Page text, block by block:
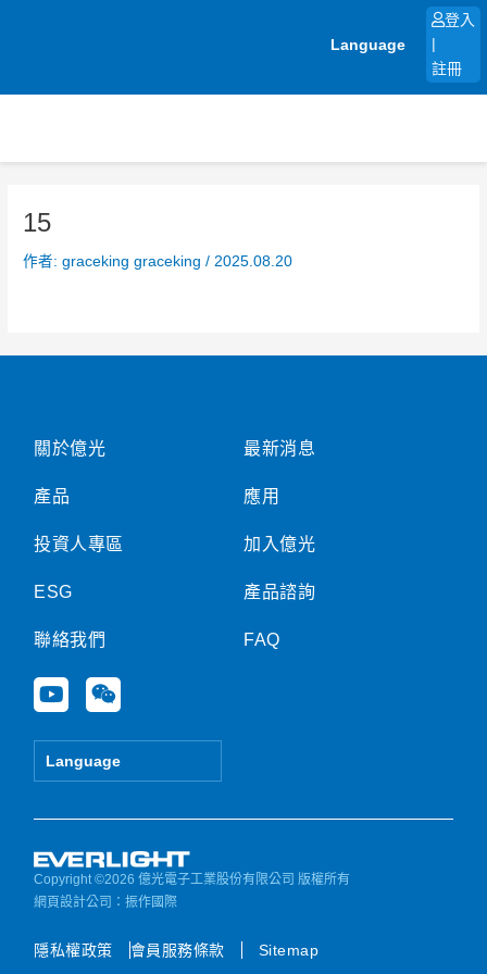
Language
登入
註冊
15
作者:graceking graceking/ 2025.08.20
關於億光
產品
投資人專區
ESG
聯絡我們
Y
o
u
e
W
e
i
Language
最新消息
應用
加入億光
產品諮詢
FAQ
Copyright ©2026 億光電子工業股份有限公司 版權所有
網頁設計公司 ：振作國際
隱私權政策 會員服務條款 Sitemap